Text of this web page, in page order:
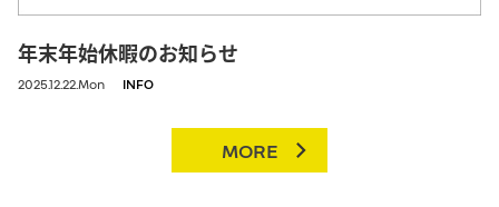
年末年始休暇のお知らせ
2025.12.22.Mon INFO
MORE